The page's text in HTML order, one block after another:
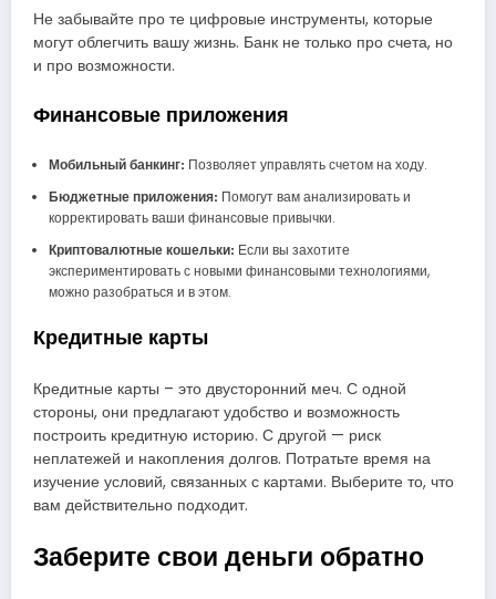
Не забывайте про те цифровые инструменты, которые
могут облегчить вашу жизнь. Банк не только про счета, но
и про возможности.
Финансовые приложения
Мобильный банкинг: Позволяет управлять счетом на ходу.
Бюджетные приложения: Помогут вам анализировать и
корректировать ваши финансовые привычки.
Криптовалютные кошельки: Если вы захотите
экспериментировать с новыми финансовыми технологиями,
можно разобраться и в этом.
Кредитные карты
Кредитные карты – это двусторонний меч. С одной
стороны, они предлагают удобство и возможность
построить кредитную историю. С другой — риск
неплатежей и накопления долгов. Потратьте время на
изучение условий, связанных с картами. Выберите то, что
вам действительно подходит.
Заберите свои деньги обратно